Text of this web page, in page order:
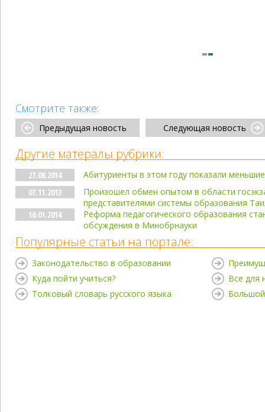
Смотрите также:
Предыдущая новость Следующая новость
Другие матералы рубрики:
27.08.2014
Абитуриенты в этом году показали
07.11.2013
Произошел обмен опытом в области
представителями системы образования
16.01.2014
Реформа педагогического образования
обсуждения в Минобрнауки
Популярные статьи на портале:
Законодательство в образовании
Куда пойти учиться?
Толковый словарь русского языка
Все для
Большой